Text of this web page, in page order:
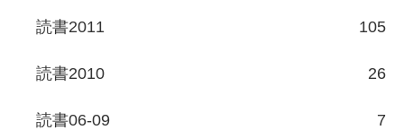
読書2011 105
読書2010 26
読書06-09 7